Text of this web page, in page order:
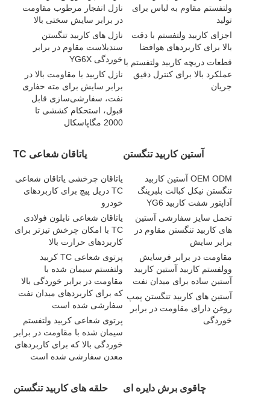
ولتفستم مقاوم به لباس برای
تولید
اجزای کاربید ولتفستم با دقت
بالا برای کاربردهای هوافضا
قطعات دریچه کاربید ولتفستم با
عملکرد بالا برای کنترل دقیق
جریان
نازل انفجار مرطوب مقاومت
در برابر سایش سختی بالا
نازل های کاربید تنگستن
سندبلاست مقاوم در برابر
خوردگی YG6X
نازل کاربید با مقاومت بالا در
برابر سایش برای مته حفاری
نفت، سفارشی‌سازی قابل
قبول، استحکام کششی تا
2000 مگاپاسکال
آستین کاربید تنگستن
OEM ODM آستین کاربید
تنگستن نیکل کبالت بلبرینگ
آداپتور شفت کاربید YG6
تحمل سایز سفارشی آستین
های کاربید تنگستن مقاوم در
برابر سایش
مقاومت در برابر فرسایش
وولفستم کاربید آستین کاربید
آستین ساده برای میدان نفت
آستین های کاربید تنگستن پمپ
روغن دارای مقاومت در برابر
خوردگی
یاتاقان شعاعی TC
یاتاقان چرخشی یاتاقان شعاعی
TC دریل پیچ برای کاربردهای
خودرو
یاتاقان شعاعی نایلون فولادی
TC با امکان چرخش تیزتر برای
کاربردهای حرارت بالا
پرتوی شعاعی TC کربید
ولتفستم سیمان شده با
مقاومت در برابر خوردگی بالا
که برای کاربردهای میدان نفت
سفارشی شده است
پرتوی شعاعی کربید ولتفستم
سیمان شده با مقاومت در برابر
خوردگی بالا که برای کاربردهای
معدن سفارشی شده است
چاقوی برش دایره ای حلقه های کاربید تنگستن